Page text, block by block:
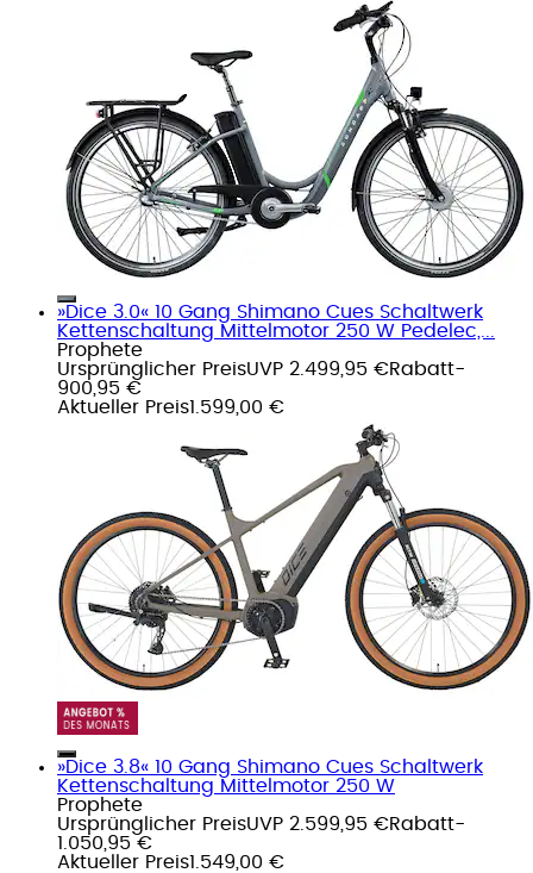
»Dice 3.0« 10 Gang Shimano Cues Schaltwerk
Kettenschaltung Mittelmotor 250 W Pedelec,...
Prophete
Ursprünglicher PreisUVP 2.499,95 €Rabatt-
900,95 €
Aktueller Preis1.599,00 €
»Dice 3.8« 10 Gang Shimano Cues Schaltwerk
Kettenschaltung Mittelmotor 250 W
Prophete
Ursprünglicher PreisUVP 2.599,95 €Rabatt-
1.050,95 €
Aktueller Preis1.549,00 €